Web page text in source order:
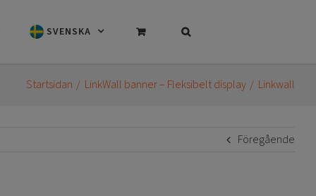
SVENSKA
Startsidan LinkWall banner – Fleksibelt display Linkwall
Föregående